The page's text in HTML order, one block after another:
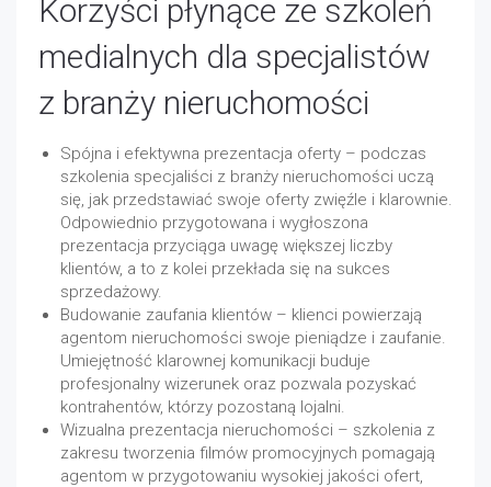
Korzyści płynące ze szkoleń
medialnych dla specjalistów
z branży nieruchomości
Spójna i efektywna prezentacja oferty – podczas
szkolenia specjaliści z branży nieruchomości uczą
się, jak przedstawiać swoje oferty zwięźle i klarownie.
Odpowiednio przygotowana i wygłoszona
prezentacja przyciąga uwagę większej liczby
klientów, a to z kolei przekłada się na sukces
sprzedażowy.
Budowanie zaufania klientów – klienci powierzają
agentom nieruchomości swoje pieniądze i zaufanie.
Umiejętność klarownej komunikacji buduje
profesjonalny wizerunek oraz pozwala pozyskać
kontrahentów, którzy pozostaną lojalni.
Wizualna prezentacja nieruchomości – szkolenia z
zakresu tworzenia filmów promocyjnych pomagają
agentom w przygotowaniu wysokiej jakości ofert,